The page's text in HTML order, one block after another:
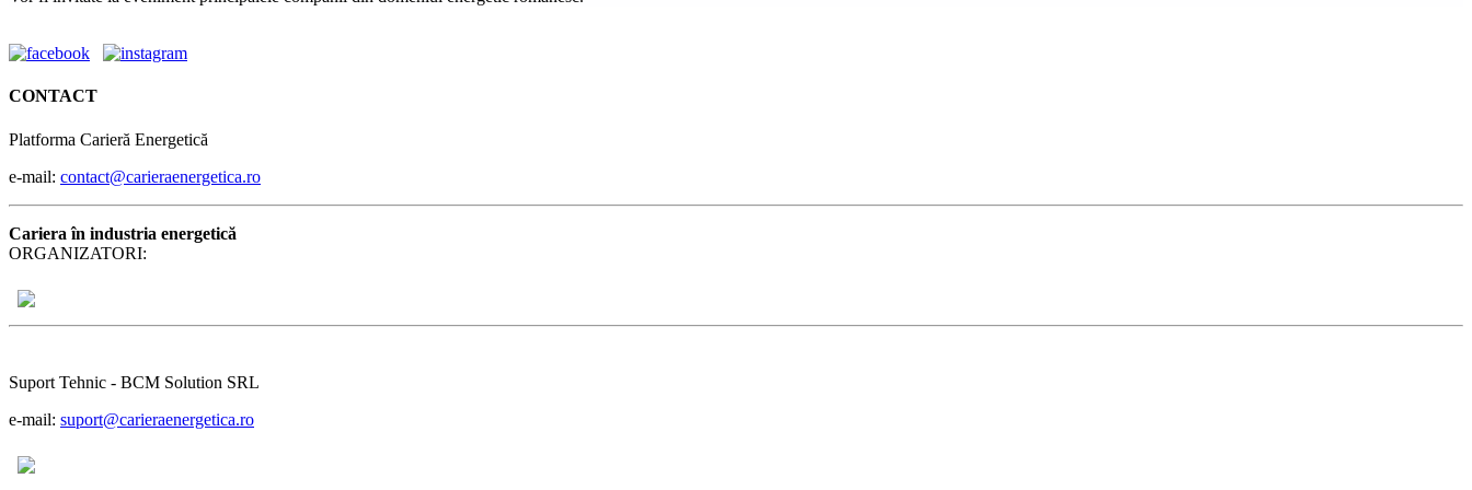
CONTACT
Platforma Carieră Energetică
e-mail: contact@carieraenergetica.ro
Cariera în industria energetică
ORGANIZATORI:
Suport Tehnic - BCM Solution SRL
e-mail: suport@carieraenergetica.ro